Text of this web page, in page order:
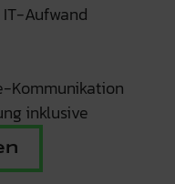
Aufwand
Kommunikation
inklusive